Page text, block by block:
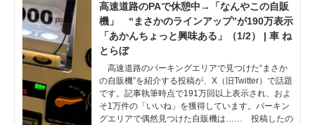
高速道路のPAで休憩中→「なんやこの自販
機」 “まさかのラインアップ”が190万表示
「あかんちょっと興味ある」（1/2） | 車 ね
とらぼ
高速道路のパーキングエリアで見つけた“まさか
の自販機”を紹介する投稿が、X（旧Twitter）で話題
です。記事執筆時点で191万回以上表示され、およ
そ1万件の「いいね」を獲得しています。パーキン
グエリアで偶然見つけた自販機は…… 投稿したの